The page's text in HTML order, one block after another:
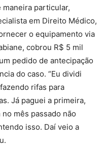
particular,
em Direito Médico,
o equipamento via
cobrou R$ 5 mil
pedido de antecipação
do caso. “Eu dividi
rifas para
Já paguei a primeira,
mês passado não
isso. Daí veio a